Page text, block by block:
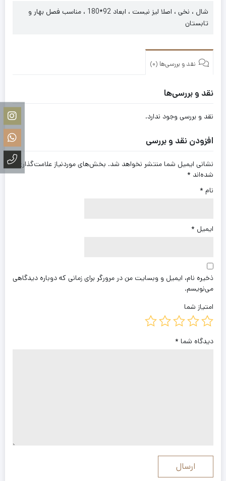
شال ، نخی ، اصلا لیز نیست ، ابعاد 92*180 ، مناسب فصل بهار و
تابستان
نقد و بررسی‌ها (0)
نقد و بررسی‌ها
نقد و بررسی وجود ندارد.
افزودن نقد و بررسی
نشانی ایمیل شما منتشر نخواهد شد. بخش‌های موردنیاز علامت‌گذاری
شده‌اند *
نام *
ایمیل *
ذخیره نام، ایمیل و وبسایت من در مرورگر برای زمانی که دوباره دیدگاهی
می‌نویسم.
امتیاز شما
دیدگاه شما *